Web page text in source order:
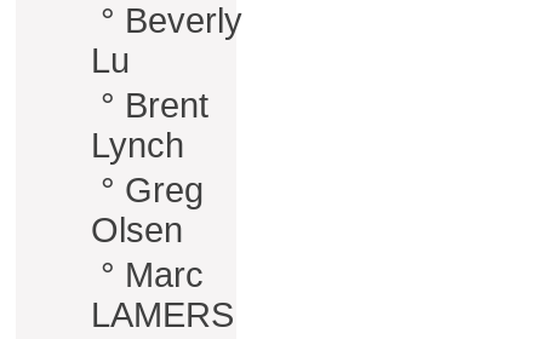
° Beverly
Lu
° Brent
Lynch
° Greg
Olsen
° Marc
LAMERS